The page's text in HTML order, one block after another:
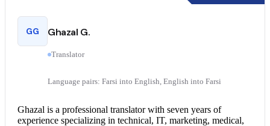
GG Ghazal G.
Translator
Language pairs: Farsi into English, English into Farsi
Ghazal is a professional translator with seven years of
experience specializing in technical, IT, marketing, medical,